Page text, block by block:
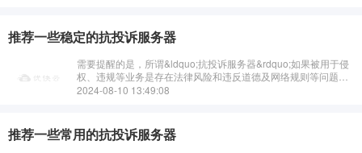
推荐一些稳定的抗投诉服务器
需要提醒的是，所谓&ldquo;抗投诉服务器&rdquo;如果被用于侵
权、违规等业务是存在法律风险和违反道德及网络规则等问题
的。以下仅从网络上一些提及的角度介绍部分（不建议用于非法
2024-08-10 13:49:08
推荐一些常用的抗投诉服务器